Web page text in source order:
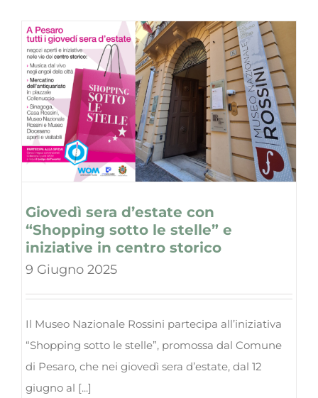
Giovedì sera d’estate con
“Shopping sotto le stelle” e
iniziative in centro storico
9 Giugno 2025
Il Museo Nazionale Rossini partecipa all’iniziativa
“Shopping sotto le stelle”, promossa dal Comune
di Pesaro, che nei giovedì sera d’estate, dal 12
giugno al [...]